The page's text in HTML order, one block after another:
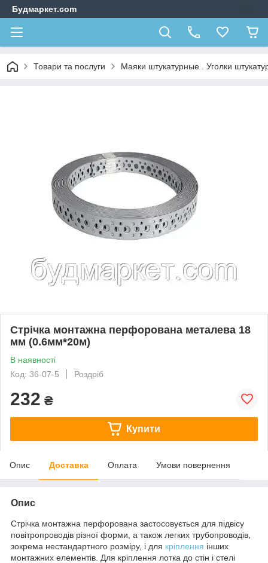
Будмаркет.com
Товари та послуги Маяки штукатурные . Уголки
Стрічка монтажна перфорована металева 18
мм (0.6мм*20м)
В наявності
Код: 36-07-5
Роздріб
232 ₴
Купити
Опис Доставка Оплата Умови повернення
Опис
Стрічка монтажна перфорована застосовується для підвісу
повітропроводів різної форми, а також легких трубопроводів,
зокрема нестандартного розміру, і для кріплення інших
монтажних елементів. Для кріплення лотка до стін і стелі